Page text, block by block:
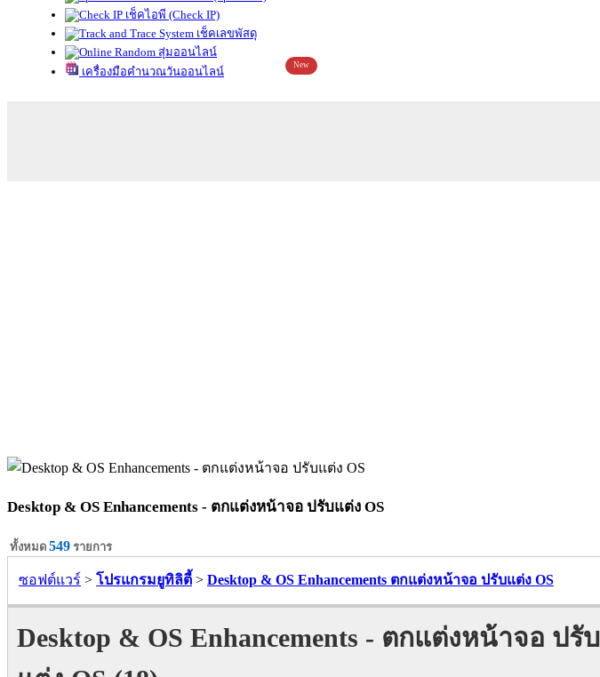
เช็คไอพี (Check IP)
เช็คเลขพัสดุ
สุ่มออนไลน์
เครื่องมือคำนวณวันออนไลน์
New
Desktop & OS Enhancements - ตกแต่งหน้าจอ ปรับแต่ง OS
ทั้งหมด 549 รายการ
ซอฟต์แวร์ > โปรแกรมยูทิลิตี้ > Desktop & OS Enhancements ตกแต่งหน้าจอ ปรับแต่ง OS
Desktop & OS Enhancements - ตกแต่งหน้าจอ ปรับ